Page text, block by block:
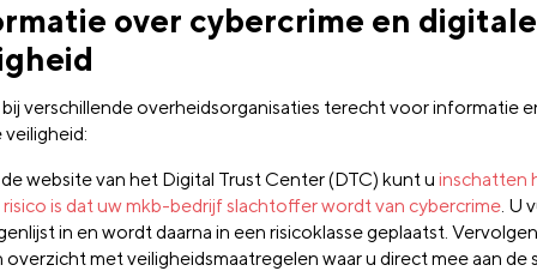
over cybercrime en digitale
verschillende overheidsorganisaties terecht voor informatie
veiligheid:
website van het Digital Trust Center (DTC) kunt u inschatten
is dat uw mkb-bedrijf slachtoffer wordt van cybercrime. U
in en wordt daarna in een risicoklasse geplaatst.
overzicht met veiligheidsmaatregelen waar u direct mee aan de